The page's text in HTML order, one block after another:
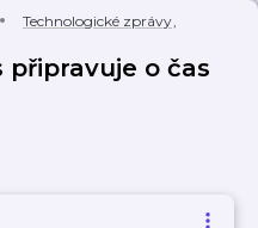
Technologické zprávy,
připravuje o čas